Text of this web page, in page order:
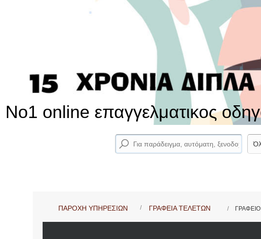
No1 online επαγγελματικος
ΠΑΡΟΧΗ ΥΠΗΡΕΣΙΩΝ ΓΡΑΦΕΙΑ ΤΕΛΕΤΩN